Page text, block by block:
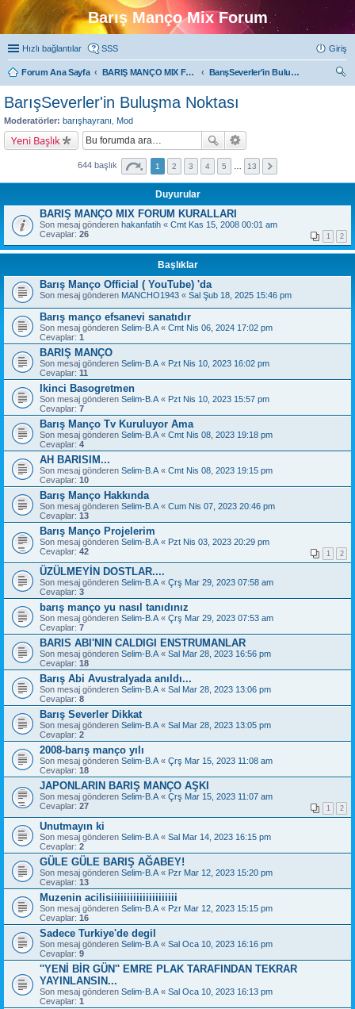
Barış Manço Mix Forum
Hızlı bağlantılar SSS Giriş
Forum Ana Sayfa BARIŞ MANÇO MIX FORUMLARI
BarışSeverler'in Buluşma Noktası
BarışSeverler'in Buluşma Noktası
Moderatörler: barışhayranı Mod
Yeni Başlık
644 başlık 1 2 3 4 5 13
Duyurular
BARIŞ MANÇO MIX FORUM KURALLARI
Son mesaj gönderen hakanfatih « Cmt Kas 15, 2008 00:01 am
Cevaplar: 26 1 2
Başlıklar
Barış Manço Official ( YouTube) 'da
Son mesaj gönderen MANCHO1943 « Sal Şub 18, 2025 15:46 pm
Barış manço efsanevi sanatıdır
Son mesaj gönderen Selim-B.A « Cmt Nis 06, 2024 17:02 pm
Cevaplar: 1
BARIŞ MANÇO
Son mesaj gönderen Selim-B.A « Pzt Nis 10, 2023 16:02 pm
Cevaplar: 11
Ikinci Basogretmen
Son mesaj gönderen Selim-B.A « Pzt Nis 10, 2023 15:57 pm
Cevaplar: 7
Barış Manço Tv Kuruluyor Ama
Son mesaj gönderen Selim-B.A « Cmt Nis 08, 2023 19:18 pm
Cevaplar: 4
AH BARISIM...
Son mesaj gönderen Selim-B.A « Cmt Nis 08, 2023 19:15 pm
Cevaplar: 10
Barış Manço Hakkında
Son mesaj gönderen Selim-B.A « Cum Nis 07, 2023 20:46 pm
Cevaplar: 13
Barış Manço Projelerim
Son mesaj gönderen Selim-B.A « Pzt Nis 03, 2023 20:29 pm
Cevaplar: 42 1 2
ÜZÜLMEYİN DOSTLAR....
Son mesaj gönderen Selim-B.A « Çrş Mar 29, 2023 07:58 am
Cevaplar: 3
barış manço yu nasıl tanıdınız
Son mesaj gönderen Selim-B.A « Çrş Mar 29, 2023 07:53 am
Cevaplar: 7
BARIS ABI'NIN CALDIGI ENSTRUMANLAR
Son mesaj gönderen Selim-B.A « Sal Mar 28, 2023 16:56 pm
Cevaplar: 18
Barış Abi Avustralyada anıldı...
Son mesaj gönderen Selim-B.A « Sal Mar 28, 2023 13:06 pm
Cevaplar: 8
Barış Severler Dikkat
Son mesaj gönderen Selim-B.A « Sal Mar 28, 2023 13:05 pm
Cevaplar: 2
2008-barış manço yılı
Son mesaj gönderen Selim-B.A « Çrş Mar 15, 2023 11:08 am
Cevaplar: 18
JAPONLARIN BARIŞ MANÇO AŞKI
Son mesaj gönderen Selim-B.A « Çrş Mar 15, 2023 11:07 am
Cevaplar: 27 1 2
Unutmayın ki
Son mesaj gönderen Selim-B.A « Sal Mar 14, 2023 16:15 pm
Cevaplar: 2
GÜLE GÜLE BARIŞ AĞABEY!
Son mesaj gönderen Selim-B.A « Pzr Mar 12, 2023 15:20 pm
Cevaplar: 13
Muzenin acilisiiiiiiiiiiiiiiiiiiiii
Son mesaj gönderen Selim-B.A « Pzr Mar 12, 2023 15:15 pm
Cevaplar: 16
Sadece Turkiye'de degil
Son mesaj gönderen Selim-B.A « Sal Oca 10, 2023 16:16 pm
Cevaplar: 9
''YENİ BİR GÜN'' EMRE PLAK TARAFINDAN TEKRAR
YAYINLANSIN...
Son mesaj gönderen Selim-B.A « Sal Oca 10, 2023 16:13 pm
Cevaplar: 1